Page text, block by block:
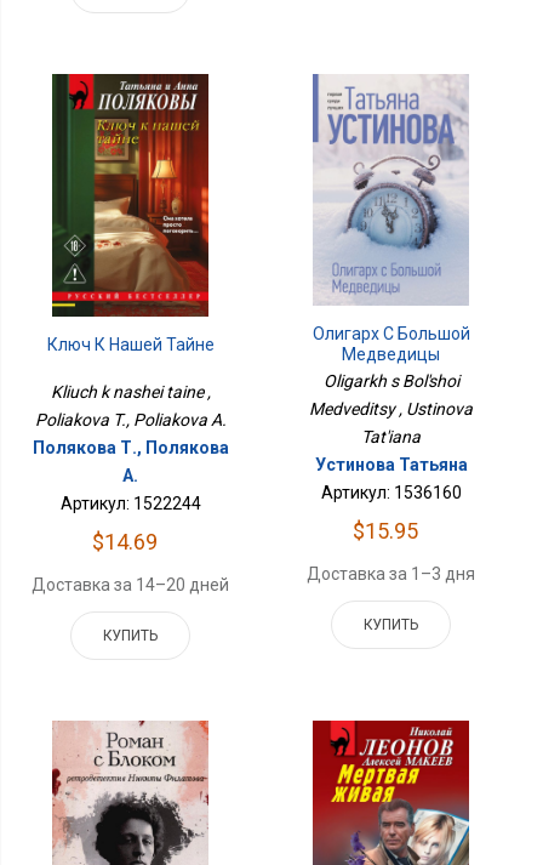
Ключ К Нашей Тайне
Kliuch k nashei taine ,
Poliakova T., Poliakova A.
Полякова Т., Полякова
А.
Артикул: 1522244
$14.69
Доставка за 14–20 дней
КУПИТЬ
Олигарх С Большой
Медведицы
Oligarkh s Bol'shoi
Medveditsy , Ustinova
Tat'iana
Устинова Татьяна
Артикул: 1536160
$15.95
Доставка за 1–3 дня
КУПИТЬ